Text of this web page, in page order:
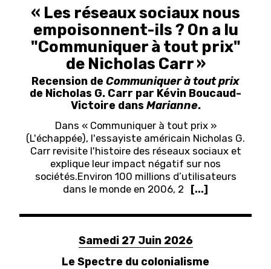
« Les réseaux sociaux nous
empoisonnent-ils ? On a lu
"Communiquer à tout prix"
de Nicholas Carr »
Recension deCommuniquer à tout prix
de Nicholas G. Carr par Kévin Boucaud-
Victoire dans Marianne.
Dans « Communiquer à tout prix »
(L'échappée), l'essayiste américain Nicholas G.
Carr revisite l'histoire des réseaux sociaux et
explique leur impact négatif sur nos
sociétés.Environ 100 millions d’utilisateurs
dans le monde en 2006, 2
[...]
Samedi 27 Juin 2026
Le Spectre du colonialisme